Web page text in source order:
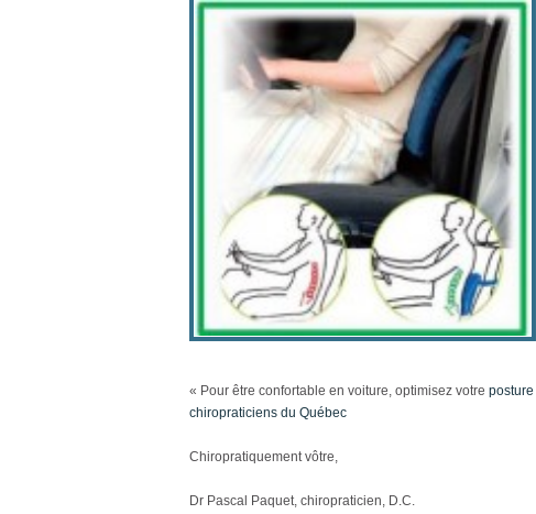
« Pour être confortable en voiture, optimisez votre posture
chiropraticiens du Québec
Chiropratiquement vôtre,
Dr Pascal Paquet, chiropraticien, D.C.